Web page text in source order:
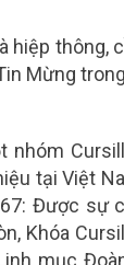
hiệp thông,
Mừng
nhóm
tại Việt
Được sự
Khóa
mục